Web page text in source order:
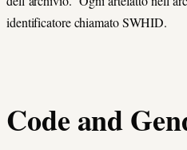
identificatore chiamato SWHID.
Code and